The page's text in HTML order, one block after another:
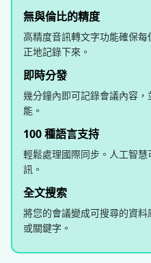
無與倫比的精度
高精度音訊轉文字功能確保
正地記錄下來。
即時分發
幾分鐘內即可記錄會議內容
能。
100 種語言支持
輕鬆處理國際同步。人工智
訊。
全文搜索
將您的會議變成可搜尋的資
或關鍵字。